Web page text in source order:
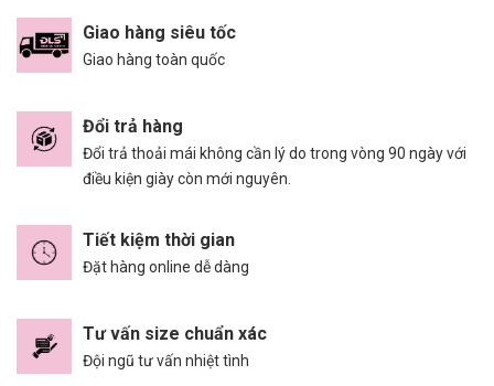
Giao hàng siêu tốc
Giao hàng toàn quốc
Đổi trả hàng
Đổi trả thoải mái không cần lý do trong vòng 90 ngày với
điều kiện giày còn mới nguyên.
Tiết kiệm thời gian
Đặt hàng online dễ dàng
Tư vấn size chuẩn xác
Đội ngũ tư vấn nhiệt tình